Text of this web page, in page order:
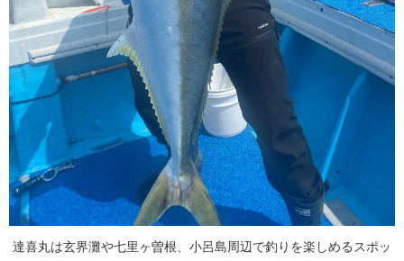
達喜丸は玄界灘や七里ヶ曽根、小呂島周辺で釣りを楽しめるスポッ